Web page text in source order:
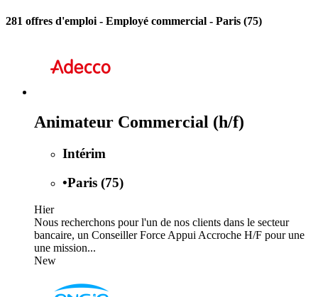
281 offres d'emploi - Employé commercial - Paris (75)
Animateur Commercial (h/f)
Intérim
•Paris (75)
Hier
Nous recherchons pour l'un de nos clients dans le secteur
bancaire, un Conseiller Force Appui Accroche H/F pour une
une mission...
New